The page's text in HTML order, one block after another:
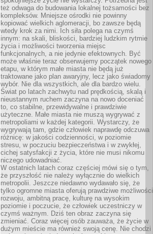
też odwaga do budowania lokalnej tożsamości bez
kompleksów. Mniejsze ośrodki nie powinny
kopiować wielkich aglomeracji, bo zawsze będą
wtedy krok za nimi. Ich siła polega na czymś
innym: na skali, bliskości, bardziej ludzkim rytmie
życia i możliwości tworzenia miejsc
funkcjonalnych, a nie jedynie efektownych. Być
może właśnie teraz obserwujemy początek nowego
etapu, w którym małe miasta nie będą już
traktowane jako plan awaryjny, lecz jako świadomy
wybór. Nie dla wszystkich, ale dla bardzo wielu.
Świat po latach zachwytu nad prędkością, skalą i
nieustannym ruchem zaczyna na nowo doceniać
to, co stabilne, przewidywalne i prawdziwie
użyteczne. Małe miasta nie muszą wygrywać z
metropoliami w każdej kategorii. Wystarczy, że
wygrywają tam, gdzie człowiek naprawdę odczuwa
różnicę: w jakości codzienności, w poziomie
stresu, w poczuciu bezpieczeństwa i w zwykłej,
cichej satysfakcji z życia, które nie musi nikomu
niczego udowadniać.
W ostatnich latach coraz częściej mówi się o tym,
że przyszłość nie należy wyłącznie do wielkich
metropolii. Jeszcze niedawno wydawało się, że
tylko ogromne miasta oferują prawdziwe możliwości
rozwoju, ambitną pracę, kulturę na wysokim
poziomie i poczucie, że człowiek uczestniczy w
czymś ważnym. Dziś ten obraz zaczyna się
zmieniać. Coraz więcej osób zauważa, że życie w
dużym mieście ma również swoją cenę. Nie chodzi